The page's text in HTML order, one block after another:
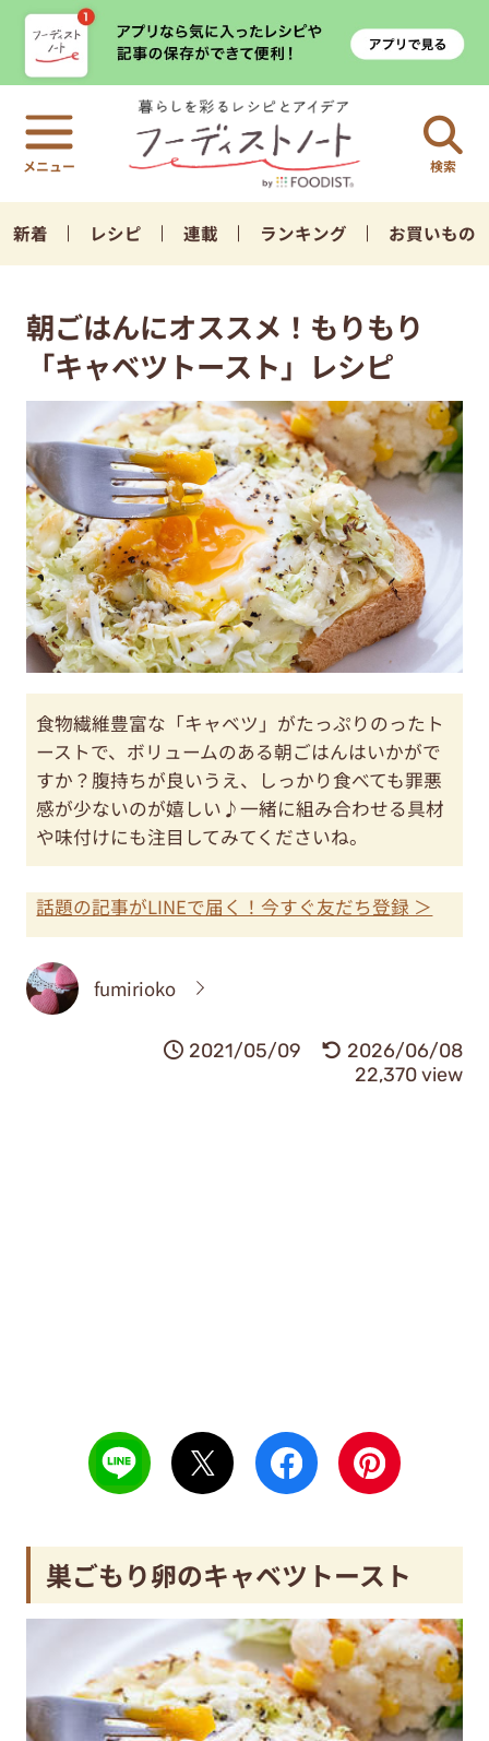
検索
新着 レシピ 連載 ランキング お買いもの
朝ごはんにオススメ！もりもり
「キャベツトースト」レシピ
食物繊維豊富な「キャベツ」がたっぷりのったト
ーストで、ボリュームのある朝ごはんはいかがで
すか？腹持ちが良いうえ、しっかり食べても罪悪
感が少ないのが嬉しい♪一緒に組み合わせる具材
や味付けにも注目してみてくださいね。
話題の記事がLINEで届く！今すぐ友だち登録 ＞
fumirioko
2021/05/09
2026/06/08
22,370 view
巣ごもり卵のキャベツトースト